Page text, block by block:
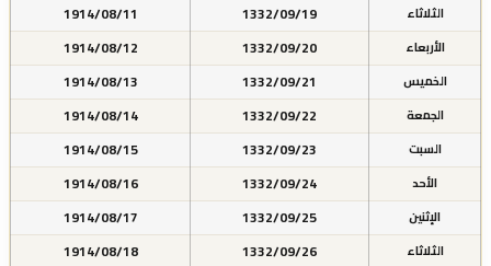
الثلاثاء 1332/09/19
1914/08/11
الأربعاء 1332/09/20
1914/08/12
الخميس 1332/09/21
1914/08/13
الجمعة 1332/09/22
1914/08/14
السبت 1332/09/23
1914/08/15
الأحد 1332/09/24
1914/08/16
الإثنين 1332/09/25
1914/08/17
الثلاثاء 1332/09/26
1914/08/18